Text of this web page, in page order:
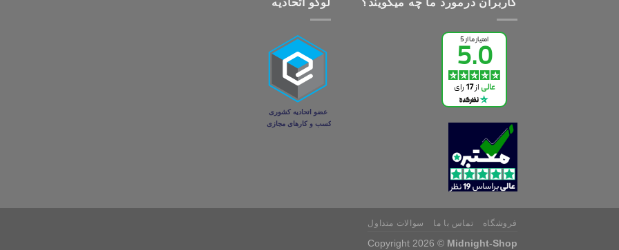
کاربران درمورد ما چه میگویند؟ لوگو اتحادیه
فروشگاه تماس با ما سوالات متداول
Copyright 2026 © Midnight-Shop